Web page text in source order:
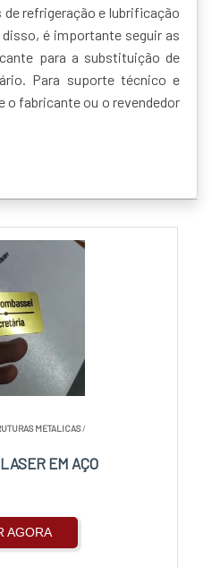
refrigeração e lubrificação
é importante seguir as
para a substituição de
Para suporte técnico e
o fabricante ou o revendedor
METALICAS/
EM AÇO
AGORA